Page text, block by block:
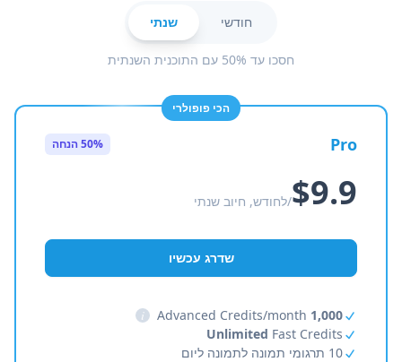
חודשי שנתי
חסכו עד 50% עם התוכנית השנתית
הכי פופולרי
Pro 50% הנחה
$9.9/לחודש, חיוב שנתי
שדרג עכשיו
1,000
i
Unlimited Fast Credits
10 תרגומי תמונה לתמונה ליום